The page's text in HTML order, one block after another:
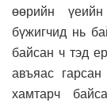
өөрийн
бүжигчид нь
байсан ч тэд
авъяас
хамтарч